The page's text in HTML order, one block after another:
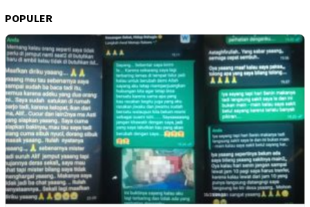
POPULER